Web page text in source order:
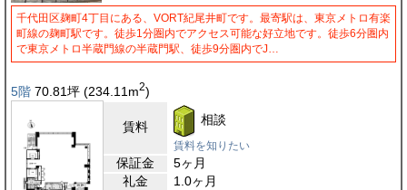
千代田区麹町4丁目にある、VORT紀尾井町です。最寄駅は、東京メトロ有楽
町線の麹町駅です。徒歩1分圏内でアクセス可能な好立地です。徒歩6分圏内
で東京メトロ半蔵門線の半蔵門駅、徒歩9分圏内でJ…
5階 70.81坪 (234.11 m2)
賃料 相談
賃料を知りたい
保証金
5ヶ月
礼金
1.0ヶ月